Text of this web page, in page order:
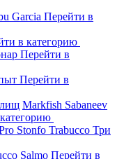
Garcia Перейти в
в категорию
Перейти в
Перейти в
Markfish Sabaneev
Stonfo Trabucco Три
Salmo Перейти в